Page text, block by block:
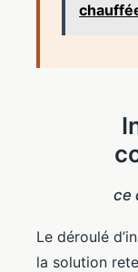
ce
Le déroulé
la solution